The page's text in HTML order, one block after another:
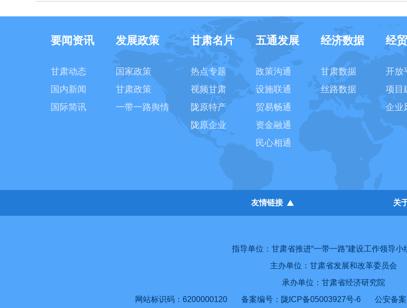
要闻资讯
甘肃动态
国内新闻
国际简讯
发展政策
国家政策
甘肃政策
一带一路舆情
甘肃名片
热点专题
视频甘肃
陇原特产
陇原企业
五通发展
政策沟通
设施联通
贸易畅通
资金融通
民心相通
经济数据
甘肃数据
丝路数据
经
开放
项目
企业
友情链接 关
指导单位：甘肃省推进“一带一路”建设工作领导小
主办单位：甘肃省发展和改革委员会
承办单位：甘肃省经济研究院
网站标识码：6200000120
备案编号：陇ICP备05003927号-6 公安备